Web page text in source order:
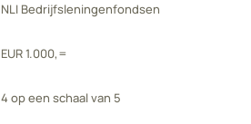
NLI Bedrijfsleningenfondsen
EUR 1.000,=
4 op een schaal van 5